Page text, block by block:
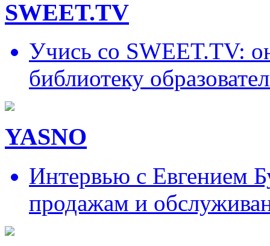
SWEET.TV
Учись со SWEET.TV:
библиотеку
YASNO
Интервью с Евгением
продажам и